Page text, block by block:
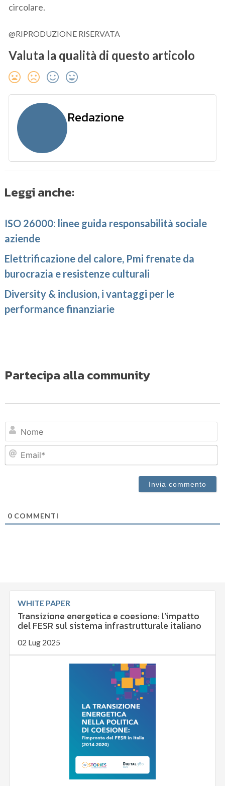
circolare.
@RIPRODUZIONE RISERVATA
Valuta la qualità di questo articolo
Redazione
Leggi anche:
ISO 26000: linee guida responsabilità sociale
aziende
Elettrificazione del calore, Pmi frenate da
burocrazia e resistenze culturali
Diversity & inclusion, i vantaggi per le
performance finanziarie
Partecipa alla community
0 COMMENTI
WHITE PAPER
Transizione energetica e coesione: l’impatto
del FESR sul sistema infrastrutturale italiano
02 Lug 2025